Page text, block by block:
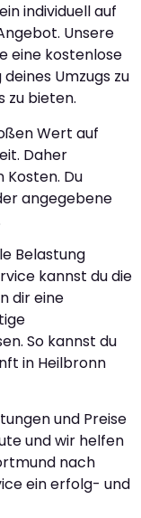
individuell auf
Unsere
eine kostenlose
Umzugs zu
zu bieten.
Wert auf
Daher
Du
angegebene
Belastung
kannst du die
dir eine
So kannst du
in Heilbronn
und Preise
und wir helfen
nach
ein erfolg- und